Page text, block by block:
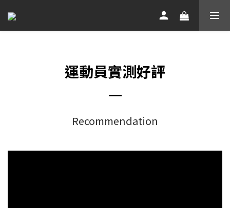
運動員實測好評
Recommendation